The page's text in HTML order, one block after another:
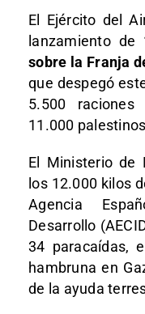
El Ejército del
lanzamiento de
sobre la Franja
que despegó
5.500
11.000
El Ministerio de
los 12.000 kilos
Agencia
Desarrollo
34 paracaídas,
hambruna en
de la ayuda